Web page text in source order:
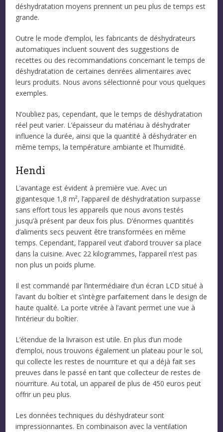
déshydratation moyens prennent un peu plus de temps est
grande.
Outre le mode d’emploi, les fabricants de déshydrateurs
automatiques incluent souvent des suggestions de
recettes ou des recommandations concernant le temps de
déshydratation de certaines denrées alimentaires avec
leurs produits. Nous avons sélectionné pour vous quelques
exemples.
N’oubliez pas, cependant, que le temps de déshydratation
réel peut varier. L’épaisseur du matériau à déshydrater
influence la durée, ainsi que la quantité à déshydrater en
même temps, la température ambiante et l’humidité.
Hendi
L’avantage est évident à première vue. Avec un
gigantesque 1,8 m², l’appareil de déshydratation surpasse
sans effort tous les appareils que nous avons testés
jusqu’à présent par deux fois plus. D’énormes quantités
d’aliments secs peuvent être transformées en même
temps. Cependant, l’appareil veut d’abord trouver sa place
dans la cuisine. Avec 22 kilogrammes, l’appareil n’est pas
non plus un poids plume.
Il est commandé par l’intermédiaire d’un écran LCD situé à
l’avant du boîtier et s’intègre parfaitement dans le design de
haute qualité. La porte vitrée à l’avant permet une vue à
l’intérieur du boîtier.
L’étendue de la livraison est utile. En plus d’un mode
d’emploi, nous trouvons également un plateau pour le sol,
qui collecte les restes de nourriture et qui a déjà fait ses
preuves dans le passé en tant que collecteur de restes de
nourriture. Au total, un appareil de plus de 450 euros peut
offrir un peu plus.
Les données techniques du déshydrateur sont
impressionnantes. En combinaison avec la ventilation